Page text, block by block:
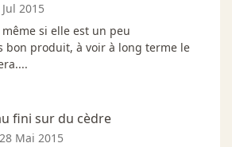
2015
si elle est un peu
bon produit, à voir à long terme le
fini sur du cèdre
28 Mai 2015